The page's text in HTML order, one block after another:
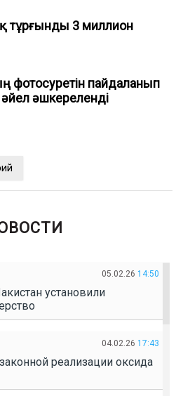
тұрғынды 3 миллион
фотосуретін пайдаланып
әшкереленді
05.02.26 14:50
установили
04.02.26 17:43
реализации оксида